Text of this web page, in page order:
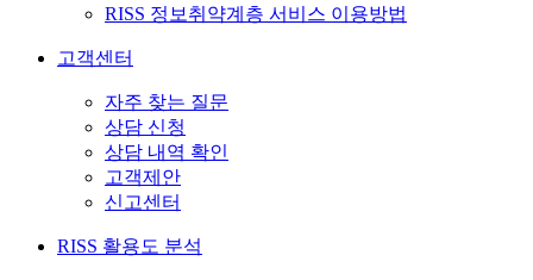
RISS 정보취약계층 서비스 이용방법
고객센터
자주 찾는 질문
상담 신청
상담 내역 확인
고객제안
신고센터
RISS 활용도 분석